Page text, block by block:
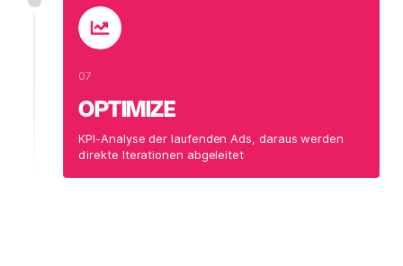
07
OPTIMIZE
KPI-Analyse der laufenden Ads, daraus werden
direkte Iterationen abgeleitet